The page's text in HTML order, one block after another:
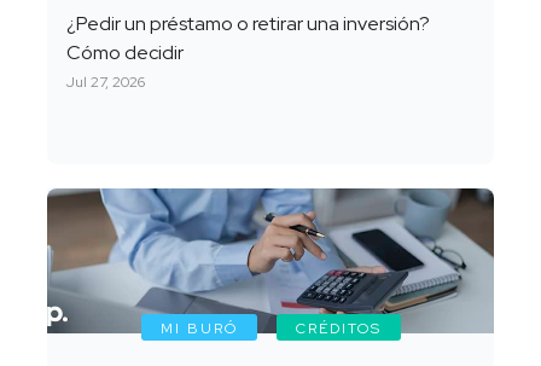
¿Pedir un préstamo o retirar una inversión?
Cómo decidir
Jul 27, 2026
MI BURÓ CRÉDITOS